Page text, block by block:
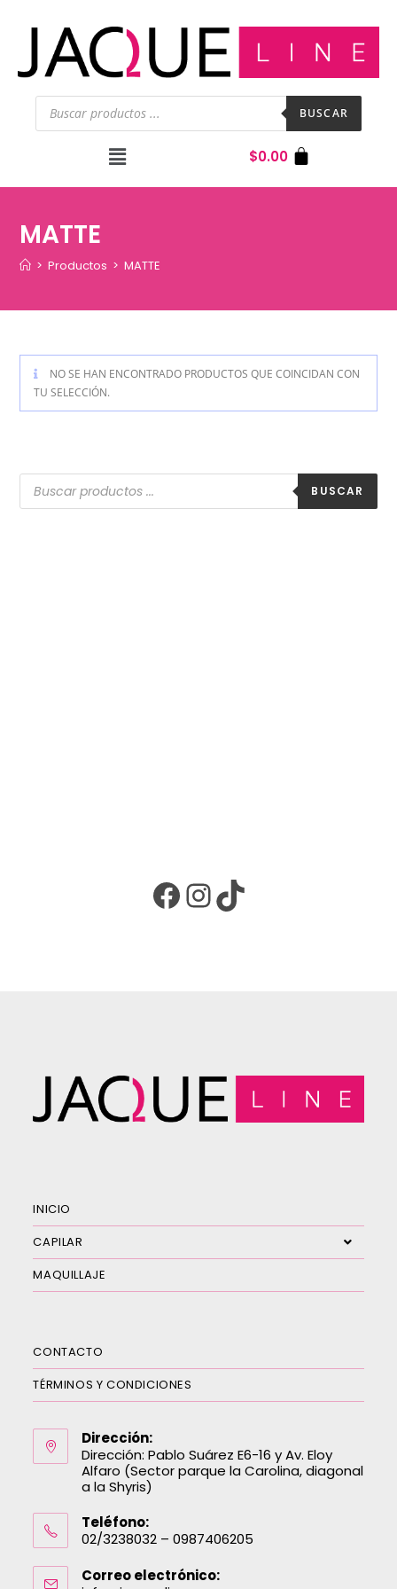
BUSCAR
$0.00
MATTE
> Productos > MATTE
NO SE HAN ENCONTRADO PRODUCTOS QUE COINCIDAN CON
TU SELECCIÓN.
BUSCAR
INICIO
CAPILAR
MAQUILLAJE
CONTACTO
TÉRMINOS Y CONDICIONES
Dirección:
Dirección: Pablo Suárez E6-16 y Av. Eloy
Alfaro (Sector parque la Carolina, diagonal
a la Shyris)
Teléfono:
02/3238032 – 0987406205
Correo electrónico: